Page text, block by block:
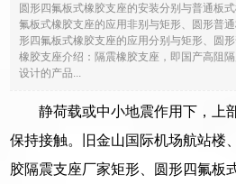
圆形四氟板式橡胶支座的安装分别与普通板
氟板式橡胶支座的应用非别与矩形、圆形普
形四氟板式橡胶支座的应用分别与矩形、圆
橡胶支座介绍：隔震橡胶支座，即国产高阻
设计的产品...
静荷载或中小地震作用下，上
保持接触。旧金山国际机场航站楼
胶隔震支座厂家矩形、圆形四氟板